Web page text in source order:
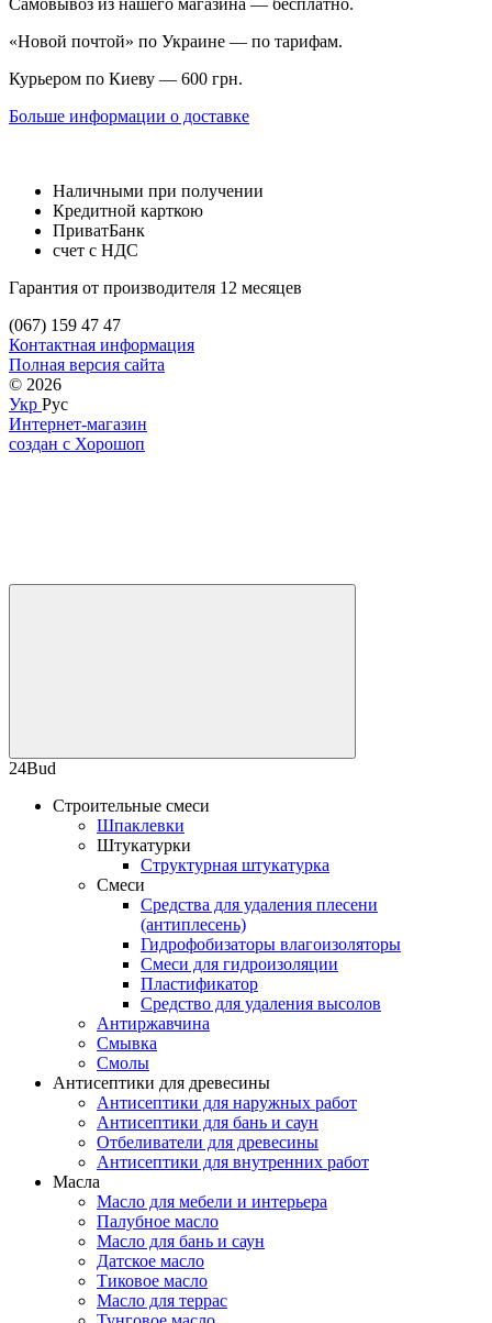
«Новой почтой» по Украине — по тарифам.
Курьером по Киеву — 600 грн.
Больше информации о доставке
Наличными при получении
Кредитной карткою
ПриватБанк
счет с НДС
Гарантия от производителя 12 месяцев
(067) 159 47 47
Контактная информация
Полная версия сайта
© 2026
Укр Рус
Интернет-магазин
создан с Хорошоп
24Bud
Строительные смеси
Шпаклевки
Штукатурки
Структурная штукатурка
Смеси
Средства для удаления плесени
(антиплесень)
Гидрофобизаторы влагоизоляторы
Смеси для гидроизоляции
Пластификатор
Средство для удаления высолов
Антиржавчина
Смывка
Смолы
Антисептики для древесины
Антисептики для наружных работ
Антисептики для бань и саун
Отбеливатели для древесины
Антисептики для внутренних работ
Масла
Масло для мебели и интерьера
Палубное масло
Масло для бань и саун
Датское масло
Тиковое масло
Масло для террас